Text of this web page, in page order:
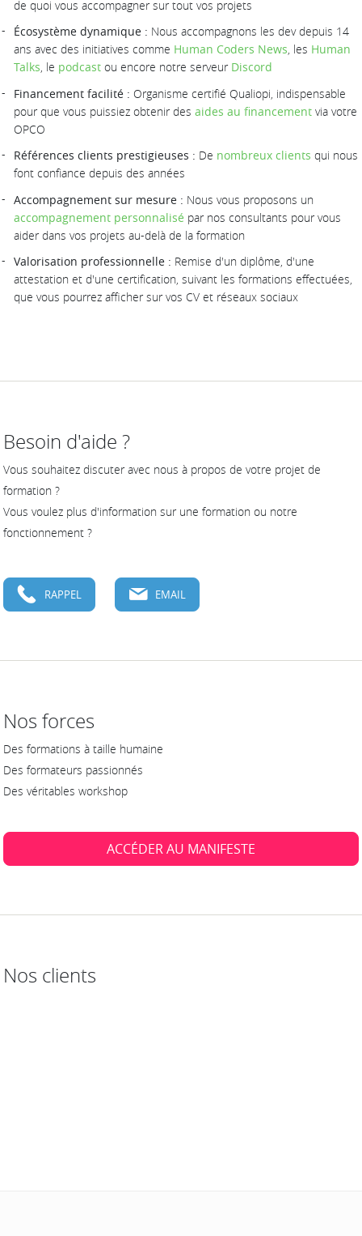
de quoi vous accompagner sur tout vos projets
Écosystème dynamique : Nous accompagnons les dev depuis 14
ans avec des initiatives comme Human Coders News, les Human
Talks, le podcast ou encore notre serveur Discord
Financement facilité : Organisme certifié Qualiopi, indispensable
pour que vous puissiez obtenir des aides au financement via votre
OPCO
Références clients prestigieuses : De nombreux clients qui nous
font confiance depuis des années
Accompagnement sur mesure : Nous vous proposons un
accompagnement personnalisé par nos consultants pour vous
aider dans vos projets au-delà de la formation
Valorisation professionnelle : Remise d'un diplôme, d'une
attestation et d'une certification, suivant les formations effectuées,
que vous pourrez afficher sur vos CV et réseaux sociaux
Besoin d'aide ?
Vous souhaitez discuter avec nous à propos de votre projet de
formation ?
Vous voulez plus d'information sur une formation ou notre
fonctionnement ?
RAPPEL EMAIL
Nos forces
Des formations à taille humaine
Des formateurs passionnés
Des véritables workshop
ACCÉDER AU MANIFESTE
Nos clients